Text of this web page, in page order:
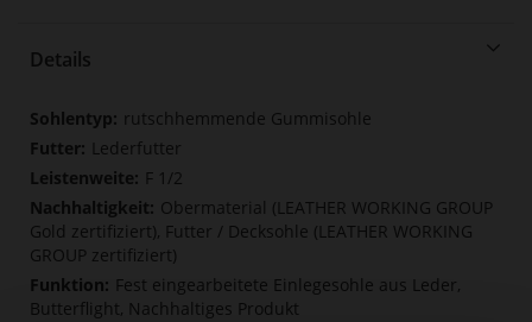
Details
Mehr
Informationen
rutschhemmende Gummisohle
Lederfutter
F 1/2
Obermaterial (LEATHER WORKING GROUP
Gold zertifiziert), Futter / Decksohle (LEATHER WORKING
GROUP zertifiziert)
Fest eingearbeitete Einlegesohle aus Leder,
Butterflight, Nachhaltiges Produkt